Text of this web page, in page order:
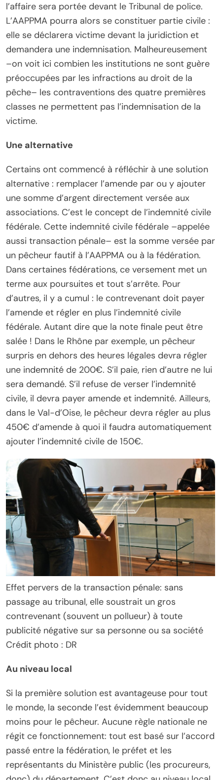
l’affaire sera portée devant le Tribunal de police.
L’AAPPMA pourra alors se constituer partie civile :
elle se déclarera victime devant la juridiction et
demandera une indemnisation. Malheureusement
–on voit ici combien les institutions ne sont guère
préoccupées par les infractions au droit de la
pêche– les contraventions des quatre premières
classes ne permettent pas l’indemnisation de la
victime.
Une alternative
Certains ont commencé à réfléchir à une solution
alternative : remplacer l’amende par ou y ajouter
une somme d’argent directement versée aux
associations. C’est le concept de l’indemnité civile
fédérale. Cette indemnité civile fédérale –appelée
aussi transaction pénale– est la somme versée par
un pêcheur fautif à l’AAPPMA ou à la fédération.
Dans certaines fédérations, ce versement met un
terme aux poursuites et tout s’arrête. Pour
d’autres, il y a cumul : le contrevenant doit payer
l’amende et régler en plus l’indemnité civile
fédérale. Autant dire que la note finale peut être
salée ! Dans le Rhône par exemple, un pêcheur
surpris en dehors des heures légales devra régler
une indemnité de 200€. S’il paie, rien d’autre ne lui
sera demandé. S’il refuse de verser l’indemnité
civile, il devra payer amende et indemnité. Ailleurs,
dans le Val-d’Oise, le pêcheur devra régler au plus
450€ d’amende à quoi il faudra automatiquement
ajouter l’indemnité civile de 150€.
Effet pervers de la transaction pénale: sans
passage au tribunal, elle soustrait un gros
contrevenant (souvent un pollueur) à toute
publicité négative sur sa personne ou sa société
Crédit photo : DR
Au niveau local
Si la première solution est avantageuse pour tout
le monde, la seconde l’est évidemment beaucoup
moins pour le pêcheur. Aucune règle nationale ne
régit ce fonctionnement: tout est basé sur l’accord
passé entre la fédération, le préfet et les
représentants du Ministère public (les procureurs,